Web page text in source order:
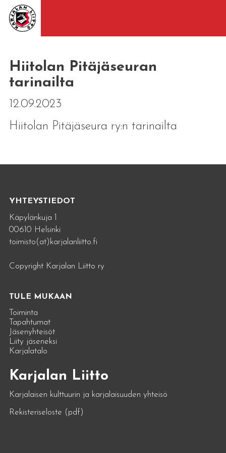
Hiitolan Pitäjäseuran
tarinailta
12.09.2023
Hiitolan Pitäjäseura ry:n tarinailta
YHTEYSTIEDOT
Käpylänkuja 1
00610 Helsinki
toimisto(at)karjalanliitto.fi
Copyright Karjalan Liitto ry
TULE MUKAAN
Toiminta
Tapahtumat
Jäsenyhteisöt
Liity jäseneksi
Karjalatalo
Karjalan Liitto
Karjalaisen kulttuurin ja karjalaisuuden yhteisö
Rekisteriseloste (pdf)